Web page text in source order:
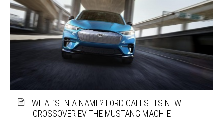
WHAT’S IN A NAME? FORD CALLS ITS NEW
CROSSOVER EV THE MUSTANG MACH-E